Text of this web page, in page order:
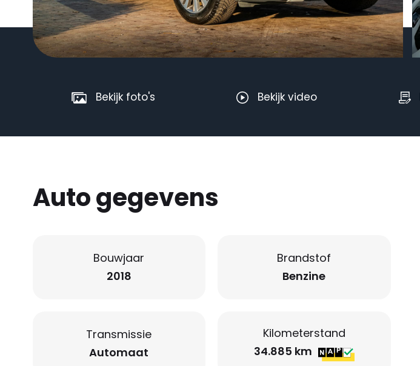
Bekijk foto's Bekijk video
Auto gegevens
Bouwjaar
2018
Brandstof
Benzine
Transmissie
Automaat
Kilometerstand
34.885 km